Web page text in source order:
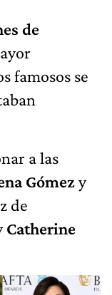
de
famosos se
a las
Gómezy
de
Catherine